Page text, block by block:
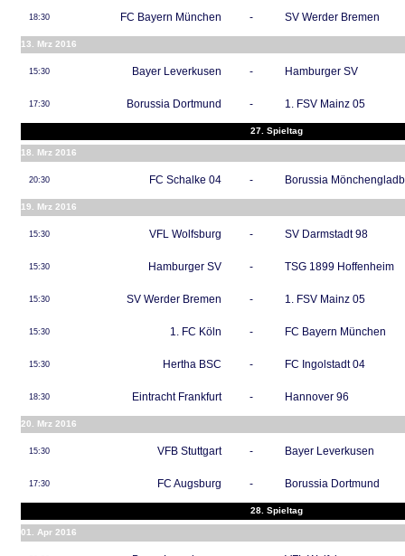
18:30 FC Bayern München - SV Werder Bremen
13. Mrz 2016
15:30 Bayer Leverkusen - Hamburger SV
17:30 Borussia Dortmund - 1. FSV Mainz 05
27. Spieltag
18. Mrz 2016
20:30 FC Schalke 04 - Borussia
19. Mrz 2016
15:30 VFL Wolfsburg - SV Darmstadt 98
15:30 Hamburger SV - TSG 1899 Hoffenheim
15:30 SV Werder Bremen - 1. FSV Mainz 05
15:30 1. FC Köln - FC Bayern München
15:30 Hertha BSC - FC Ingolstadt 04
18:30 Eintracht Frankfurt - Hannover 96
20. Mrz 2016
15:30 VFB Stuttgart - Bayer Leverkusen
17:30 FC Augsburg - Borussia Dortmund
28. Spieltag
01. Apr 2016